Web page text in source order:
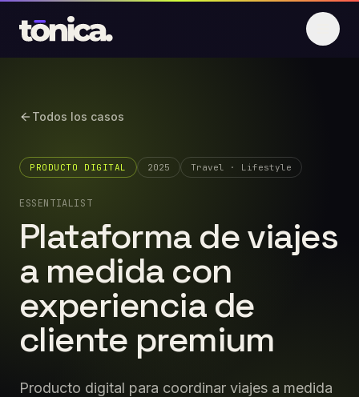
Todos los casos
PRODUCTO DIGITAL 2025 Travel · Lifestyle
ESSENTIALIST
Plataforma de viajes
a medida con
experiencia de
cliente premium
Producto digital para coordinar viajes a medida